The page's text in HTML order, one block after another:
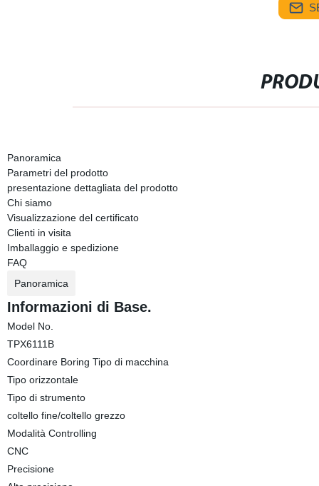
Panoramica
Parametri del prodotto
presentazione dettagliata del prodotto
Chi siamo
Visualizzazione del certificato
Clienti in visita
Imballaggio e spedizione
FAQ
Panoramica
Informazioni di Base.
Model No.
TPX6111B
Coordinare Boring Tipo di macchina
Tipo orizzontale
Tipo di strumento
coltello fine/coltello grezzo
Modalità Controlling
CNC
Precisione